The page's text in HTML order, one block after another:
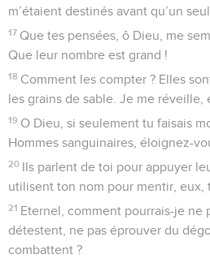
m’étaient destinés avant qu’un
17 Que tes pensées, ô Dieu, me
Que leur nombre est grand !
18 Comment les compter ? Elles
les grains de sable. Je me réveille,
19 O Dieu, si seulement tu faisais
Hommes sanguinaires, éloignez-
20 Ils parlent de toi pour appuyer
utilisent ton nom pour mentir, eux,
21 Eternel, comment pourrais-je ne
détestent, ne pas éprouver du
combattent ?